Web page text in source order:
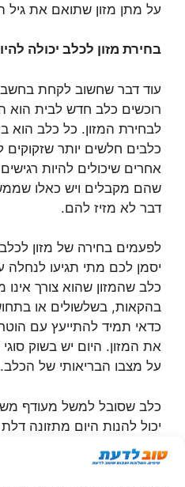
על מתן מזון שתואם את גיל
בחירת מזון לכלב יכולה
עוד דבר שחשוב לקחת
רוכשים כלב חדש לבית הוא
לבחירת המזון. כל כלב הוא
כלבים חלשים יותר שזקוקים
אחרים שיכולים להיות
שהם מקבלים ויש כאלו
דבר לא מזיז להם.
לפעמים בחירה של מזון
יסמן לכם מתי תגיעו לנחלה
כלב שהמזון שהוא צורך אינו
בהקאות, בשלשולים או
כדאי תמיד להתייעץ עם
את המזון. היום יש בשוק
על מצבו הבריאותי של הכלב.
כלב שסובל למשל מעודף
יכול להנות היום מתזונה
לכלבים. גם במקרה זה
ב"משטר דיאטה" להתייעץ עם